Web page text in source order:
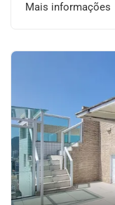
Mais informações